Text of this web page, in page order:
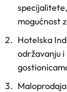
mogućnost
Hotelska
održavanju i